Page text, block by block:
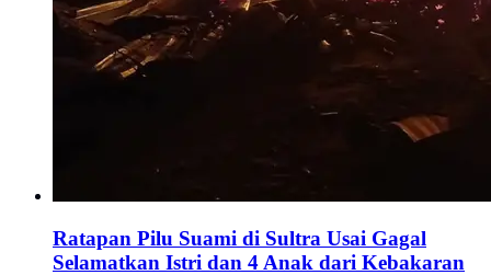
Ratapan Pilu Suami di Sultra Usai Gagal
Selamatkan Istri dan 4 Anak dari Kebakaran